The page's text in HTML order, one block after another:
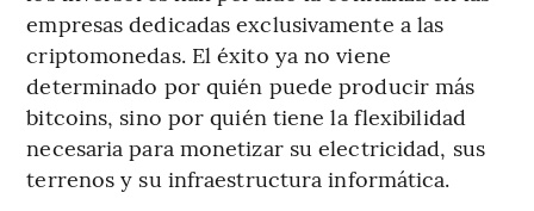
empresas dedicadas exclusivamente a las
criptomonedas. El éxito ya no viene
determinado por quién puede producir más
bitcoins, sino por quién tiene la flexibilidad
necesaria para monetizar su electricidad, sus
terrenos y su infraestructura informática.